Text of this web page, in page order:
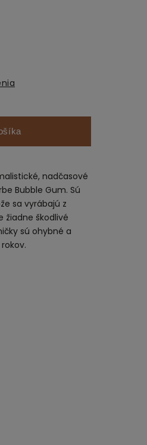
nadčasové
Bubble Gum. Sú
sa vyrábajú z
žiadne škodlivé
sú ohybné a